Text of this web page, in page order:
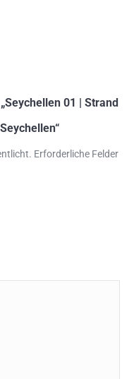
01 | Strand
Erforderliche Felder